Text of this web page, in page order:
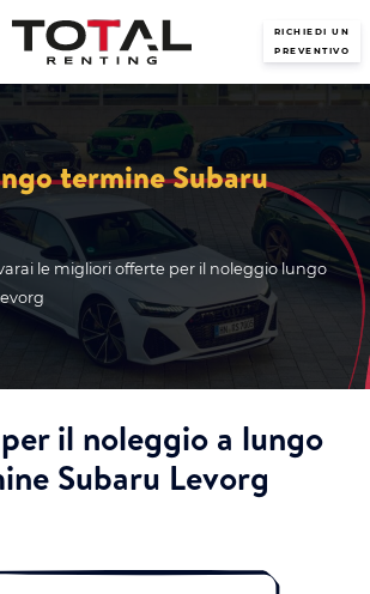
RICHIEDI UN
PREVENTIVO
termine Subaru
le migliori offerte per il noleggio lungo
il noleggio a lungo
Subaru Levorg